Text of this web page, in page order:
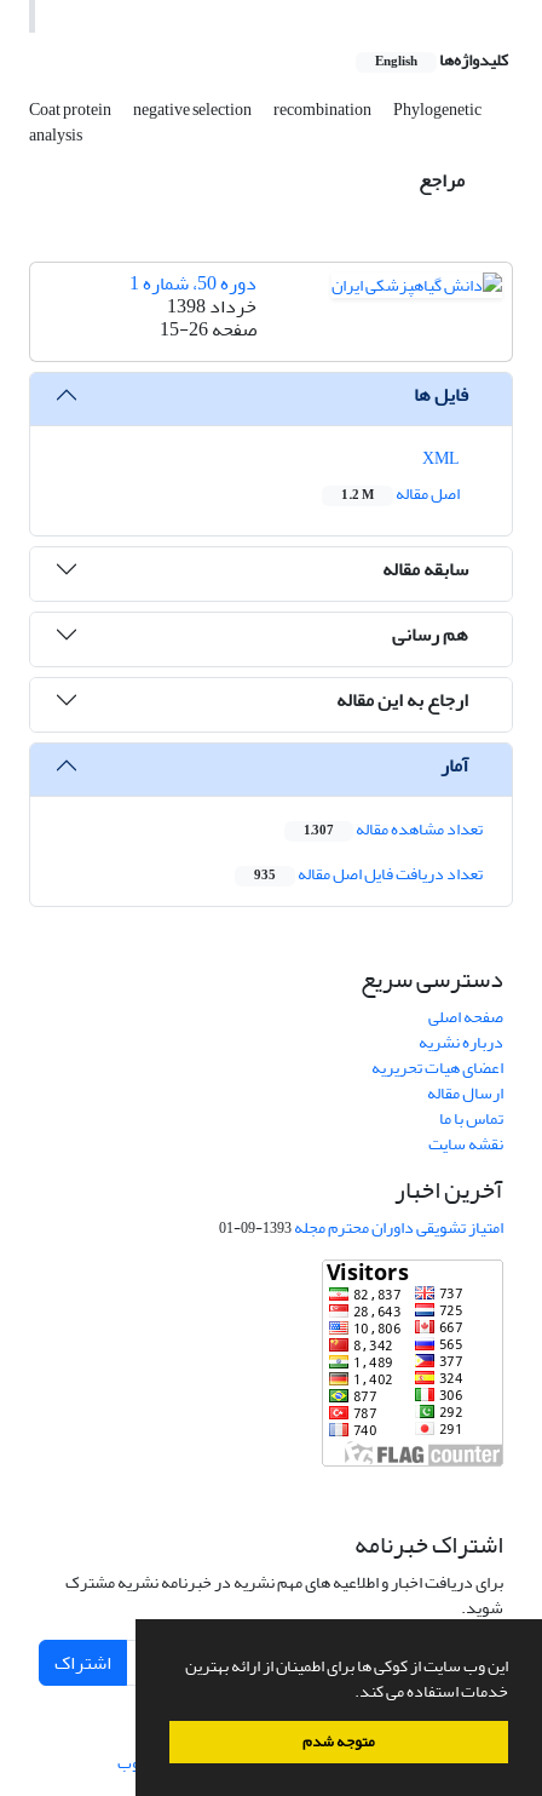
این وب سایت از کوکی ها برای اطمینان از ارائه بهترین
خدمات استفاده می کند.
متوجه شدم
کلیدواژه‌ها English
Coat protein negative selection recombination Phylogenetic
analysis
مراجع
دوره 50، شماره 1
خرداد 1398
صفحه15-26
فایل ها
اصل مقاله
1.2 M
سابقه مقاله
هم رسانی
ارجاع به این مقاله
آمار
تعداد مشاهده مقاله 1,307
تعداد دریافت فایل اصل مقاله 935
دسترسی سریع
صفحه اصلی
درباره نشریه
اعضای هیات تحریریه
ارسال مقاله
تماس با ما
نقشه سایت
آخرین اخبار
امتیاز تشویقی داوران محترم مجله1393-09-01
اشتراک خبرنامه
برای دریافت اخبار و اطلاعیه های مهم نشریه در خبرنامه نشریه مشترک
شوید.
اشتراک
سامانه مدیریت نشریات علمی.طراحی و پیاده سازی از سیناوب